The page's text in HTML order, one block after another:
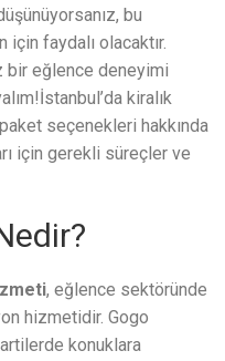
bu
için faydalı olacaktır.
bir eğlence deneyimi
kiralık
seçenekleri hakkında
için gerekli süreçler ve
, eğlence sektöründe
hizmetidir. Gogo
konuklara